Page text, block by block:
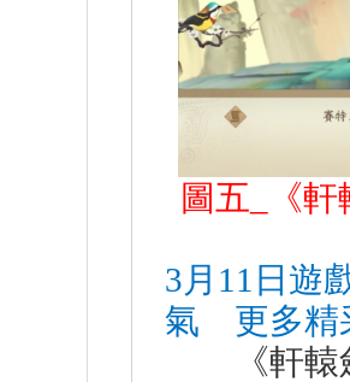
圖五 《
3月 11 日遊
氣 更多精
《軒